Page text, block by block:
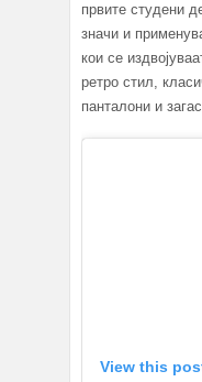
првите студени
значи и
кои се
ретро стил,
панталони и
View this